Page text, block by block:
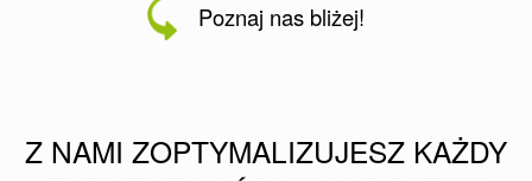
Poznaj nas bliżej!
Z NAMI ZOPTYMALIZUJESZ KAŻDY